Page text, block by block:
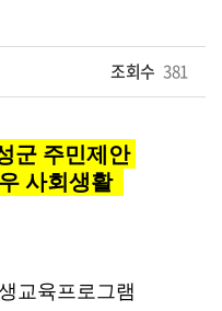
조회수 381
군 주민제안
사회생활
교육프로그램